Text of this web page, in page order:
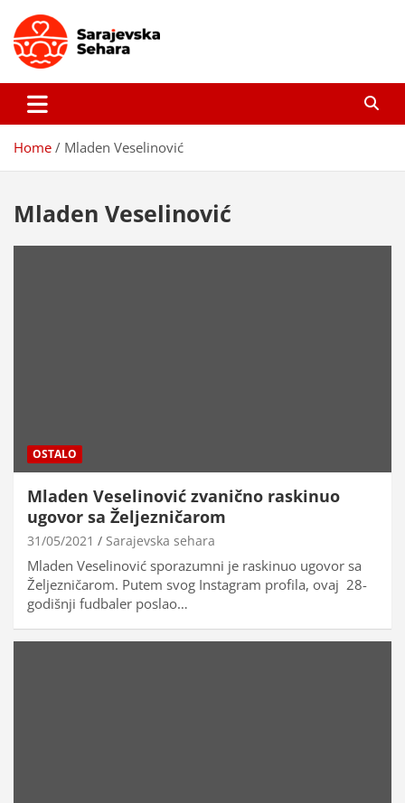
content
Sarajevska sehara
Home Mladen Veselinović
Mladen Veselinović
OSTALO
Mladen Veselinović zvanično raskinuo
ugovor sa Željezničarom
31/05/2021 Sarajevska sehara
Mladen Veselinović sporazumni je raskinuo ugovor sa
Željezničarom. Putem svog Instagram profila, ovaj 28-
godišnji fudbaler poslao…